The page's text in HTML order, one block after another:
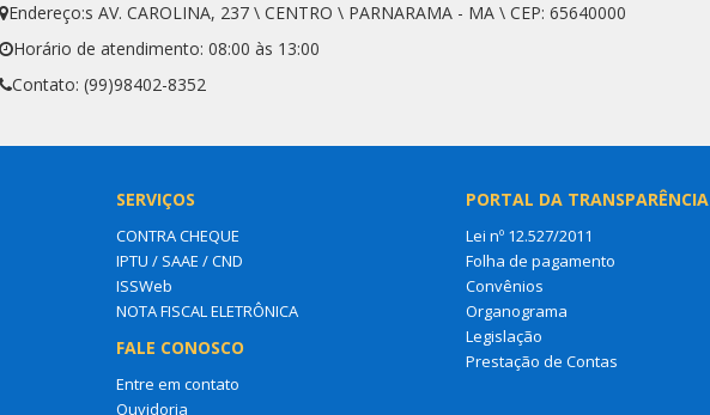
Endereço:s AV. CAROLINA, 237 \ CENTRO \ PARNARAMA - MA \ CEP: 65640000
Horário de atendimento: 08:00 às 13:00
Contato: (99)98402-8352
SERVIÇOS
CONTRA CHEQUE
IPTU / SAAE / CND
ISSWeb
NOTA FISCAL ELETRÔNICA
FALE CONOSCO
Entre em contato
Ouvidoria
PORTAL DA TRANSPARÊNCIA
Lei nº 12.527/2011
Folha de pagamento
Convênios
Organograma
Legislação
Prestação de Contas